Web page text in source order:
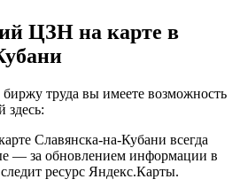
ЦЗН на карте в
труда вы имеете возможность
здесь:
Славянска-на-Кубани всегда
— за обновлением информации в
ресурс Яндекс.Карты.